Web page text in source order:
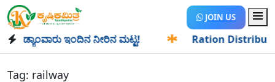
JOIN US
ಇಂದಿನ ನೀರಿನ ಮಟ್ಟ! Ration Distribution-
Tag: railway